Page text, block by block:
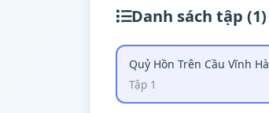
Danh sách tập (1)
Quỷ Hồn Trên Cầu Vĩnh
Tập 1